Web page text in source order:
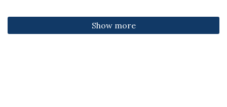
Show more